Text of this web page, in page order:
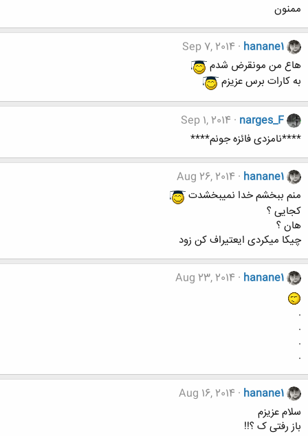
ممنون
hanane1
Sep 7, 2014
هاع من مونقرض شدم
به کارات برس عزیزم
narges_F
Sep 1, 2014
****نامزدی فائزه جونم****
hanane1
Aug 26, 2014
منم ببخشم خدا نمیبخشدت
کجایی ؟
هان ؟
چیکا میکردی ایعتیراف کن زود
hanane1
Aug 23, 2014
.
.
.
.
hanane1
Aug 16, 2014
سلام عزیزم
باز رفتی ک ؟!!